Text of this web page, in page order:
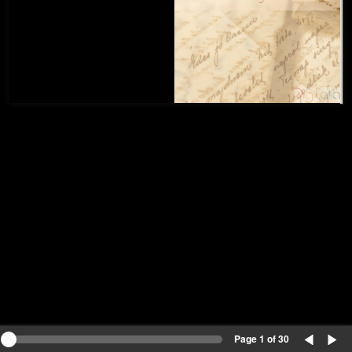
Page 1 of 30